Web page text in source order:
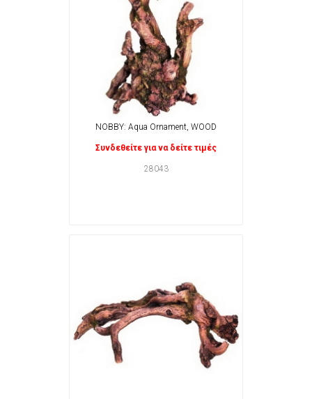
NOBBY: Aqua Ornament, WOOD
Συνδεθείτε για να δείτε τιμές
28043